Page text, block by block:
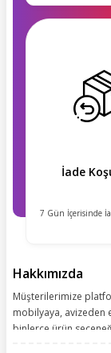
İade
7 Gün İçerisinde
Hakkımızda
Müşterilerimize
mobilyaya, avizeden
binlerce ürün